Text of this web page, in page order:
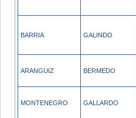
BARRIA GALINDO
ARANGUIZ BERMEDO
MONTENEGRO GALLARDO